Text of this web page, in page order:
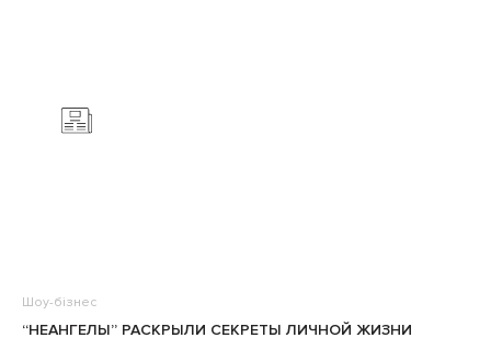
Шоу-бізнес
“НЕАНГЕЛЫ” РАСКРЫЛИ СЕКРЕТЫ ЛИЧНОЙ ЖИЗНИ